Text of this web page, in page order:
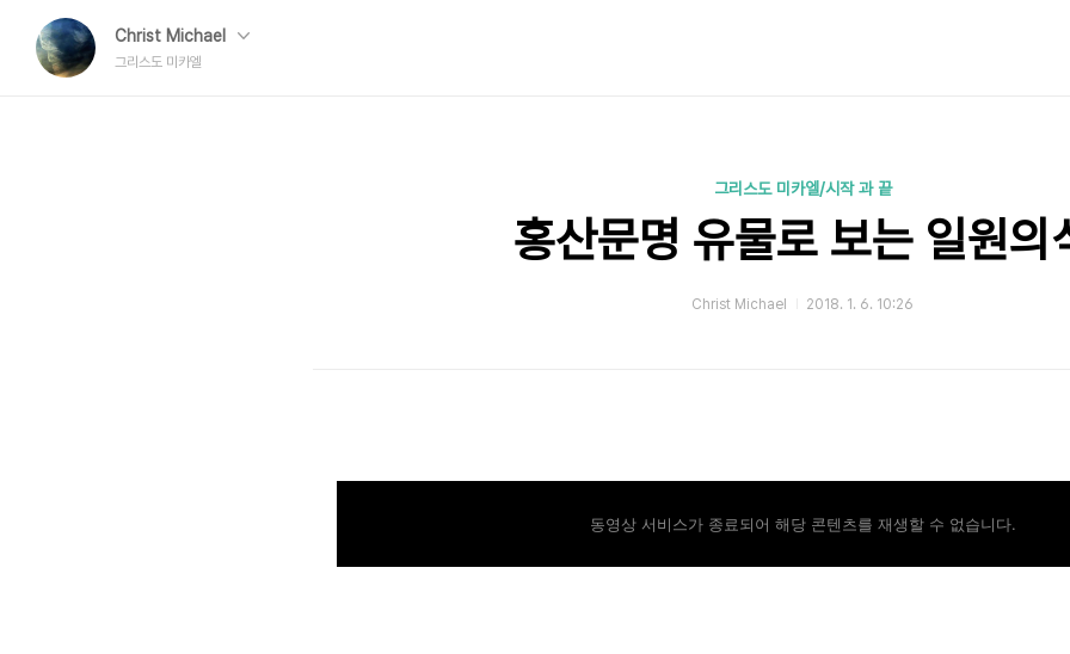
Christ Michael
그리스도 미카엘
그리스도 미카엘/시작 과 끝
홍산문명 유물로 보는 일원의
Christ Michael 2018. 1. 6. 10:26
동영상 서비스가 종료되어 해당 콘텐츠를 재생할 수 없습니다.